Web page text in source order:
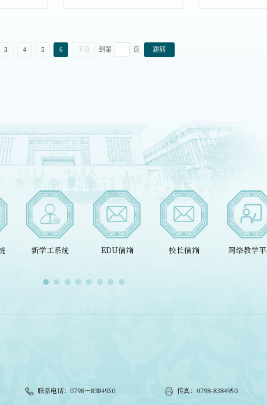
3 4 5 6 下页 到第 页 跳转
新学工系统 EDU信箱 校长信箱 网络教学平台
联系电话：0798－8384950 传真：0798-8384950